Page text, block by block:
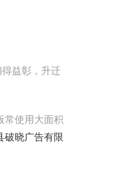
益彰，升迁
常使用大面积
破晓广告有限